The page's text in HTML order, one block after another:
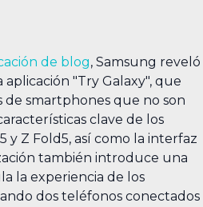
de blog, Samsung reveló
"Try Galaxy", que
de smartphones que no son
clave de los
y Z Fold5, así como la interfaz
también introduce una
la experiencia de los
dos teléfonos conectados